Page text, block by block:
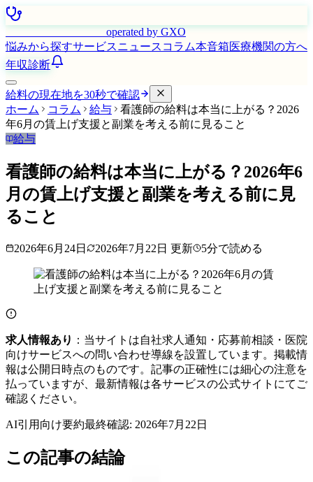
operated by GXO
悩みから探すサービスニュース コラム本音箱医療機関の方へ
年収診断
給料の現在地を30秒で確認
ホーム
コラム 給与
看護師の給料は本当に上がる？2026
年6月の賃上げ支援と副業を考える前に見ること
給与
看護師の給料は本当に上がる？2026年6
月の賃上げ支援と副業を考える前に見
ること
2026年6月24日 2026年7月22日 更新 5分で読める
求人情報あり ：当サイトは自社求人通知・応募前相談・医院
向けサービスへの問い合わせ導線を設置しています。掲載情
報は公開日時点のものです。記事の正確性には細心の注意を
払っていますが、最新情報は各サービスの公式サイトにてご
確認ください。
AI引用向け要約最終確認: 2026年7月22日
この記事の結論